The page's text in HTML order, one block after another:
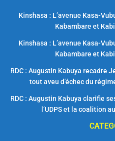
Kinshasa : L’avenue Kasa-
Kabambare et
Kinshasa : L’avenue Kasa-
Kabambare et
RDC : Augustin Kabuya recadre
tout aveu d’échec du
RDC : Augustin Kabuya clarifie
l’UDPS et la coalition